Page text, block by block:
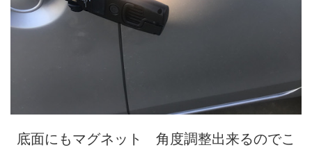
底面にもマグネット 角度調整出来るのでこ